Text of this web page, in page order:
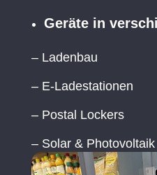
Geräte in
– Ladenbau
– E-Ladestationen
– Postal Lockers
– Solar & Photovoltaik